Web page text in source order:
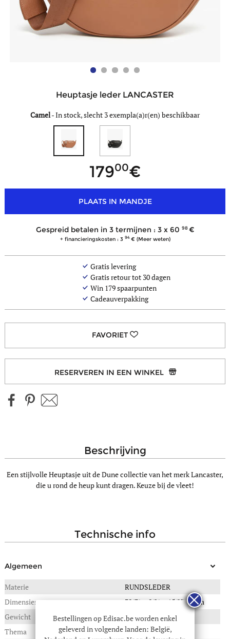
Heuptasje leder LANCASTER
Camel-In stock, slecht 3 exempla(a)r(en) beschikbaar
17900
PLAATS IN MANDJE
Gespreid betalen in 3 termijnen : 3 x 60 98
+ financieringskosten : 3 94 (Meer weten)
Gratis levering
Gratis retour tot 30 dagen
Win 179spaarpunten
Cadeauverpakking
RESERVEREN IN EEN WINKEL
beschrijving
Een stijlvolle Heuptasje uit de Dune collectie van het merk Lancaster,
die u rond de heup kunt dragen. Keuze bij de vleet!
technische info
Algemeen
Materie
RUNDSLEDER
Dimensies
30(B) x 8(L) x 15(H) in cm
Gewicht
0,560 kg
Thema
Dune
Bestellingen op Edisac.be worden enkel
geleverd in volgende landen: België,